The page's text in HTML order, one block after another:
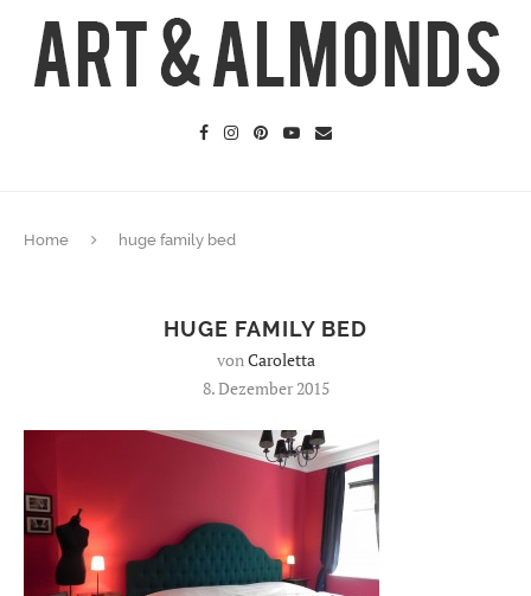
Home huge family bed
HUGE FAMILY BED
vonCaroletta
8. Dezember 2015